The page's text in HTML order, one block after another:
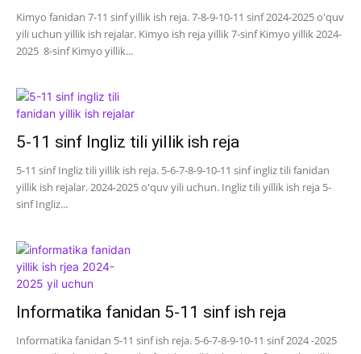
Kimyo fanidan 7-11 sinf yillik ish reja. 7-8-9-10-11 sinf 2024-2025 o'quv
yili uchun yillik ish rejalar. Kimyo ish reja yillik 7-sinf Kimyo yillik 2024-
2025 8-sinf Kimyo yillik...
5-11 sinf Ingliz tili yillik ish reja
5-11 sinf Ingliz tili yillik ish reja. 5-6-7-8-9-10-11 sinf ingliz tili fanidan
yillik ish rejalar. 2024-2025 o'quv yili uchun. Ingliz tili yillik ish reja 5-
sinf Ingliz...
Informatika fanidan 5-11 sinf ish reja
Informatika fanidan 5-11 sinf ish reja. 5-6-7-8-9-10-11 sinf 2024 -2025